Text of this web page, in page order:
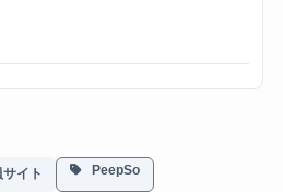
イト PeepSo